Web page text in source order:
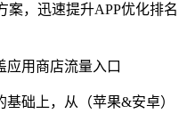
案，迅速提升APP优化排名
应用商店流量入口
础上，从（苹果&安卓）